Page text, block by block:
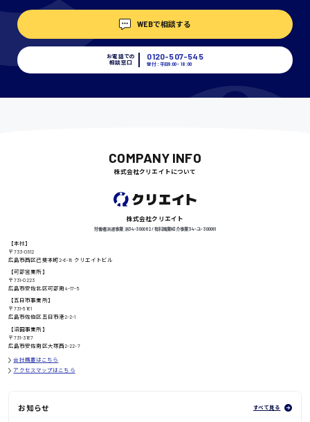
鳥取県
日給8000円〜
WEBで相談する
お電話での
相談窓口
0120-507-545
受付：平日9:00 - 18:00
COMPANY INFO
株式会社クリエイトについて
株式会社クリエイト
労働者派遣事業 派34-300062 / 有料職業紹介事業 34-ユ-300091
【本社】
〒733-0812
広島市西区己斐本町2-6-18 クリエイトビル
【可部営業所】
〒731-0223
広島市安佐北区可部南4-17-5
【五日市事業所】
〒731-5161
広島市佐伯区五日市港2-2-1
【沼田事業所】
〒731-3167
広島市安佐南区大塚西2-22-7
会社概要はこちら
アクセスマップはこちら
お知らせ すべて見る